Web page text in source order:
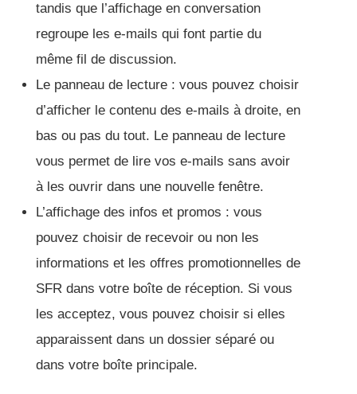
tandis que l’affichage en conversation
regroupe les e-mails qui font partie du
même fil de discussion.
Le panneau de lecture : vous pouvez choisir
d’afficher le contenu des e-mails à droite, en
bas ou pas du tout. Le panneau de lecture
vous permet de lire vos e-mails sans avoir
à les ouvrir dans une nouvelle fenêtre.
L’affichage des infos et promos : vous
pouvez choisir de recevoir ou non les
informations et les offres promotionnelles de
SFR dans votre boîte de réception. Si vous
les acceptez, vous pouvez choisir si elles
apparaissent dans un dossier séparé ou
dans votre boîte principale.